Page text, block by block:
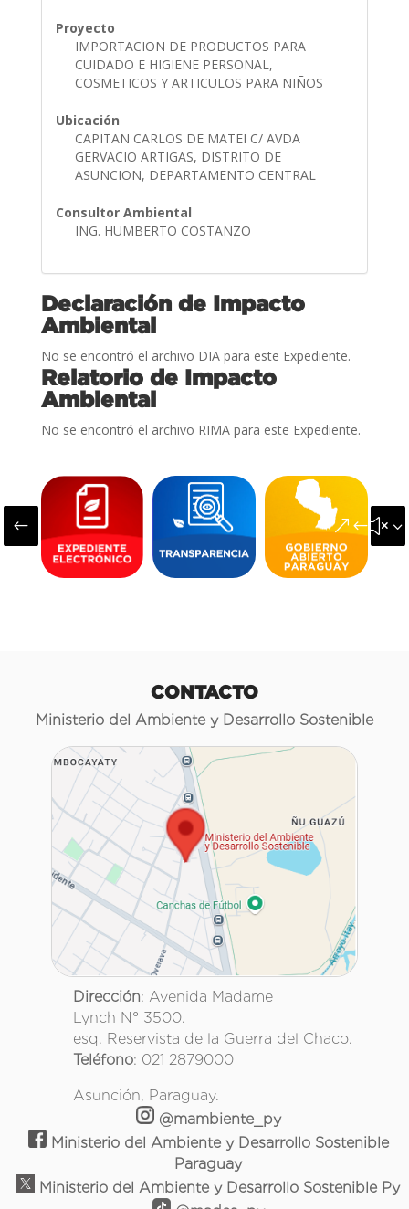
Proyecto
IMPORTACION DE PRODUCTOS PARA
CUIDADO E HIGIENE PERSONAL,
COSMETICOS Y ARTICULOS PARA NIÑOS
Ubicación
CAPITAN CARLOS DE MATEI C/ AVDA
GERVACIO ARTIGAS, DISTRITO DE
ASUNCION, DEPARTAMENTO CENTRAL
Consultor Ambiental
ING. HUMBERTO COSTANZO
Declaración de Impacto
Ambiental
No se encontró el archivo DIA para este Expediente.
Relatorio de Impacto
Ambiental
No se encontró el archivo RIMA para este Expediente.
#
CONTACTO
Ministerio del Ambiente y Desarrollo Sostenible
Dirección: Avenida Madame
Lynch N° 3500.
esq. Reservista de la Guerra del Chaco.
Teléfono: 021 2879000
Asunción, Paraguay.
@mambiente_py
Ministerio del Ambiente y Desarrollo Sostenible
Paraguay
Ministerio del Ambiente y Desarrollo Sostenible Py